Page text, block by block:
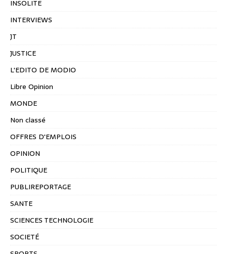
INSOLITE
INTERVIEWS
JT
JUSTICE
L'EDITO DE MODIO
Libre Opinion
MONDE
Non classé
OFFRES D'EMPLOIS
OPINION
POLITIQUE
PUBLIREPORTAGE
SANTE
SCIENCES TECHNOLOGIE
SOCIETÉ